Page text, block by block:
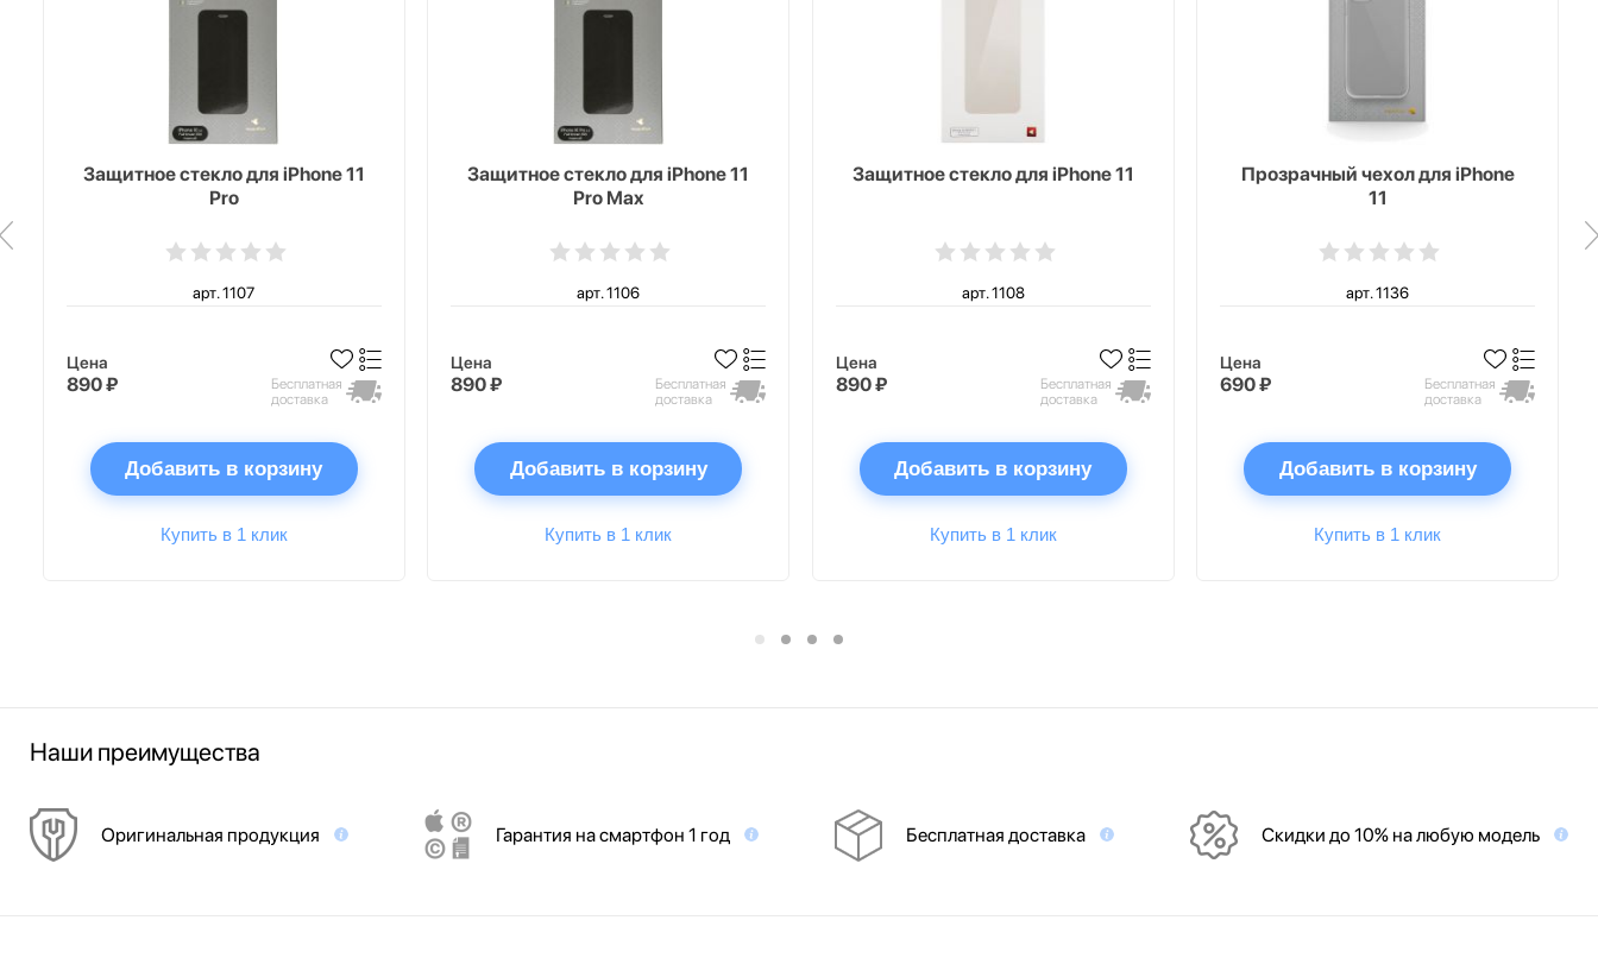
Защитное стекло для iPhone 11
Pro
арт. 1107
Цена
890 ₽
Бесплатная
доставка
Добавить в корзину
Купить в 1 клик
Защитное стекло для iPhone 11
Pro Max
арт. 1106
Цена
890 ₽
Бесплатная
доставка
Добавить в корзину
Купить в 1 клик
Защитное стекло для iPhone 11
арт. 1108
Цена
890 ₽
Бесплатная
доставка
Добавить в корзину
Купить в 1 клик
Прозрачный чехол для iPhone
11
арт. 1136
Цена
690 ₽
Бесплатная
доставка
Добавить в корзину
Купить в 1 клик
Наши преимущества
Оригинальная продукция Гарантия на смартфон 1 год Бесплатная доставка Скидки до 10% на любую модель